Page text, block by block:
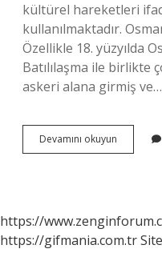
kültürel hareketleri
kullanılmaktadır.
Özellikle 18. yüzyılda
Batılılaşma ile birlikte
askeri alana girmiş ve…
Devamını okuyun Batılılaşma
Dönemi
https://
https://gifmania.com.tr